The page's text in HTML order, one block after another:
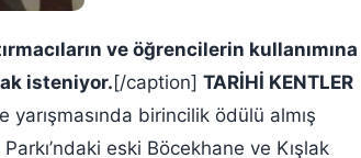
ve öğrencilerin kullanımına
isteniyor.[/caption] TARİHİ KENTLER
yarışmasında birincilik ödülü almış
eski Böcekhane ve Kışlak